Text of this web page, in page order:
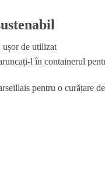
de utilizat
l în containerul
pentru o curățare